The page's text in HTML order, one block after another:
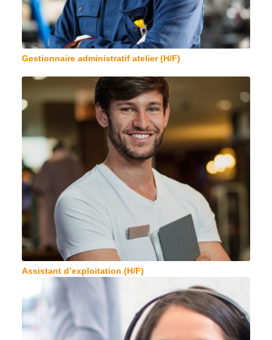
Gestionnaire administratif atelier (H/F)
Assistant d’exploitation (H/F)